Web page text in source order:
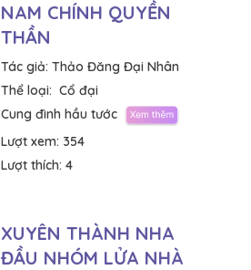
NAM CHÍNH QUYỀN
THẦN
Tác giả: Thảo Đăng Đại Nhân
Thể loại: Cổ đại
Cung đình hầu tước
Lượt xem: 354
Lượt thích: 4
XUYÊN THÀNH NHA
ĐẦU NHÓM LỬA NHÀ